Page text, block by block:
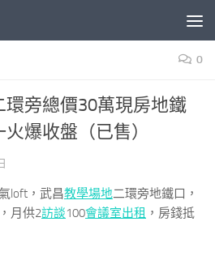
0
旁總價30萬現房地鐵
爆收盤（已售）
loft，武昌教學場地二環旁地鐵口，
月供2訪談100會議室出租 ，房錢抵